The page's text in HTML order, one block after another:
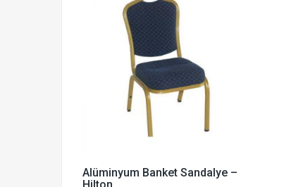
Alüminyum Banket Sandalye –